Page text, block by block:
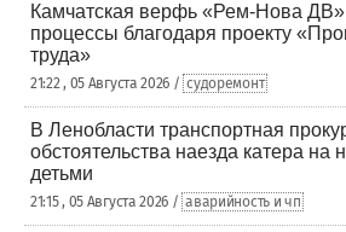
Камчатская верфь «Рем-Нова ДВ»
процессы благодаря проекту
труда»
21:22 , 05 Августа 2026 / судоремонт
В Ленобласти транспортная
обстоятельства наезда катера на
детьми
21:15 , 05 Августа 2026 / аварийность и чп